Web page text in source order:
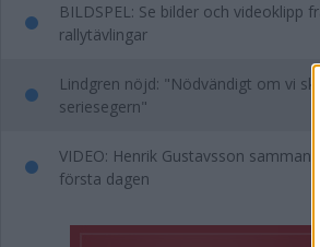
BILDSPEL: Se bilder och videoklipp
rallytävlingar
Lindgren nöjd: "Nödvändigt om vi
seriesegern"
VIDEO: Henrik Gustavsson
första dagen